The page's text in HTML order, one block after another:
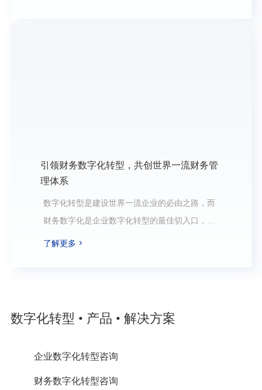
引领财务数字化转型，共创世界一流财务管
理体系
数字化转型是建设世界一流企业的必由之路，而
财务数字化是企业数字化转型的最佳切入口，也
是建设世界一流企业的重要起点和必备基础，元
了解更多
数字化转型 • 产品 • 解决方案
企业数字化转型咨询
财务数字化转型咨询